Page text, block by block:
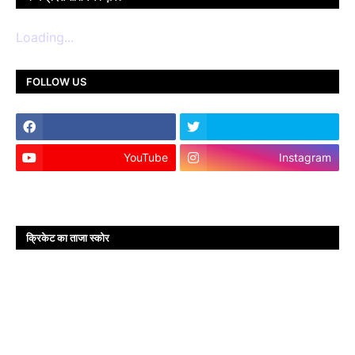
Loading...
FOLLOW US
YouTube Instagram
क्रिकेट का ताजा स्कोर